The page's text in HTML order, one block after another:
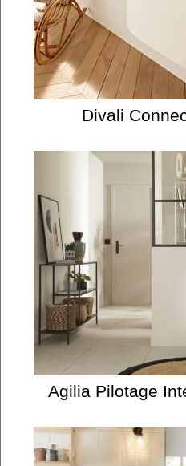
Divali
Agilia Pilotage